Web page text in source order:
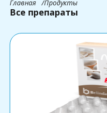
Все препараты
Главная Продукты